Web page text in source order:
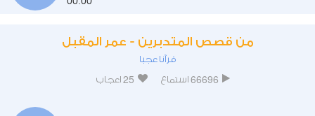
من قصص المتدبرين - عمر المقبل
قرآنا عجبا
66696 استماع 25 اعجاب